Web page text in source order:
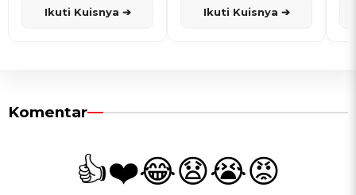
Ikuti Kuisnya ➔ Ikuti Kuisnya ➔
Komentar
👍❤️😂😧😭😡